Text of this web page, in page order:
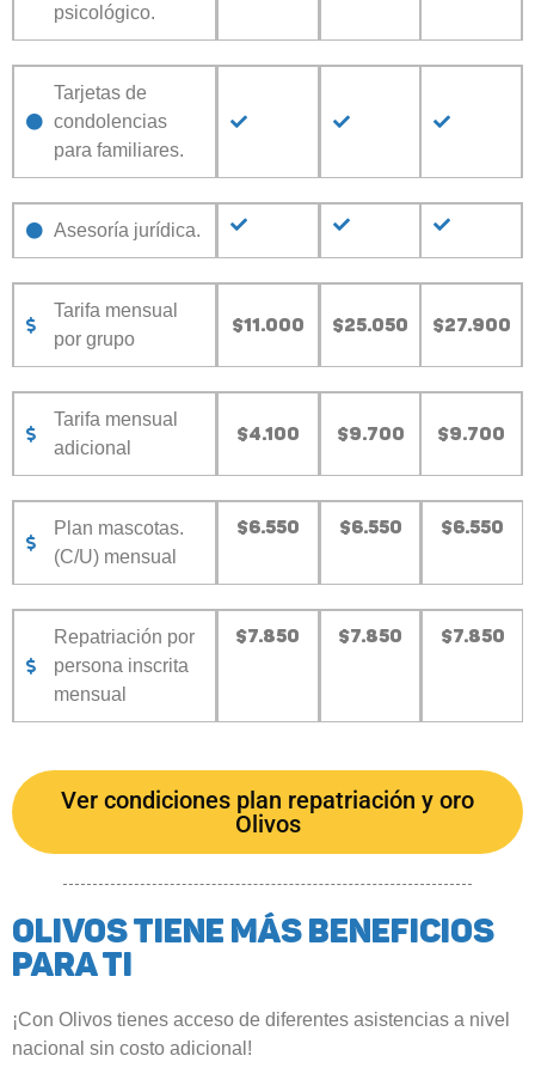
psicológico.
Tarjetas de
condolencias
para familiares.
Asesoría jurídica.
Tarifa mensual
por grupo
$11.000 $25.050 $27.900
Tarifa mensual
adicional
$4.100 $9.700 $9.700
Plan mascotas.
(C/U) mensual
$6.550 $6.550 $6.550
Repatriación por
persona inscrita
mensual
$7.850 $7.850 $7.850
Ver condiciones plan repatriación y oro
Olivos
Olivos tiene más benefIcios
para ti
¡Con Olivos tienes acceso de diferentes asistencias a nivel
nacional sin costo adicional!